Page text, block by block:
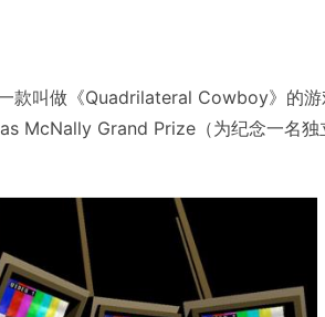
款叫做《Quadrilateral Cowboy》的游
McNally Grand Prize（为纪念一名独